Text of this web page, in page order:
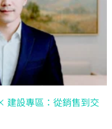
設專區：從銷售到交